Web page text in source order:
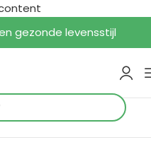
gezonde levensstijl